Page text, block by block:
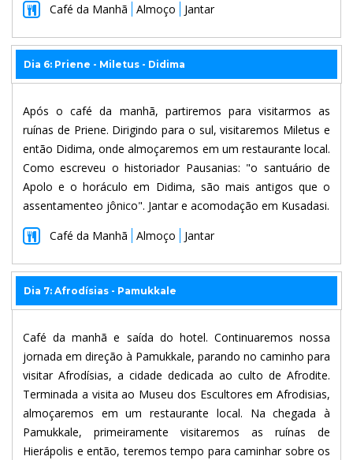
Café da Manhã
Almoço Jantar
Dia 6: Priene - Miletus - Didima
Após o café da manhã, partiremos para visitarmos as
ruínas de Priene. Dirigindo para o sul, visitaremos Miletus e
então Didima, onde almoçaremos em um restaurante local.
Como escreveu o historiador Pausanias: "o santuário de
Apolo e o horáculo em Didima, são mais antigos que o
assentamenteo jônico". Jantar e acomodação em Kusadasi.
Café da Manhã
Almoço Jantar
Dia 7: Afrodísias - Pamukkale
Café da manhã e saída do hotel. Continuaremos nossa
jornada em direção à Pamukkale, parando no caminho para
visitar Afrodísias, a cidade dedicada ao culto de Afrodite.
Terminada a visita ao Museu dos Escultores em Afrodisias,
almoçaremos em um restaurante local. Na chegada à
Pamukkale, primeiramente visitaremos as ruínas de
Hierápolis e então, teremos tempo para caminhar sobre os